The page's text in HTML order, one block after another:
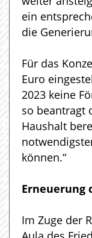
ein
die
Für das
Euro
2023 keine
so beantragt
Haushalt
können.“
Erneuerung
Im Zuge der